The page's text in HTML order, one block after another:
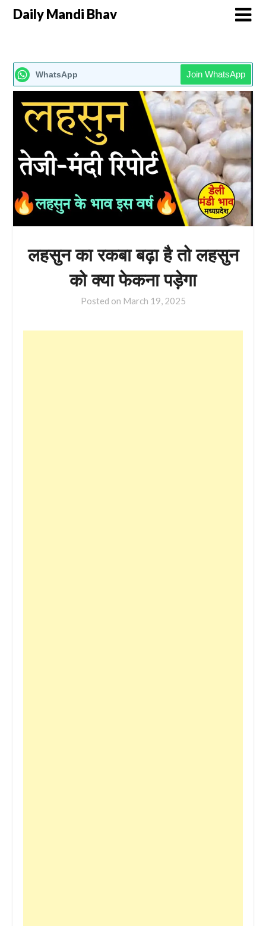
Daily Mandi Bhav
WhatsApp Join WhatsApp
लहसुन का रकबा बढ़ा है तो लहसुन
को क्या फेकना पड़ेगा
Posted on March 19, 2025